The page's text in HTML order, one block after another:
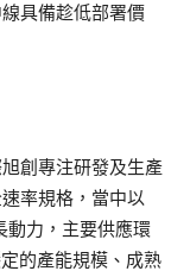
具備趁低部署價
創專注研發及生產
率規格，當中以
動力，主要供應環
的產能規模、成熟